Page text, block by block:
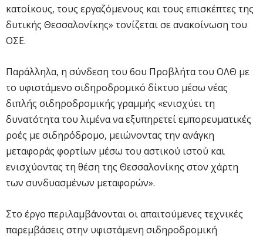
κατοίκους, τους εργαζόμενους και τους επισκέπτες της
δυτικής Θεσσαλονίκης» τονίζεται σε ανακοίνωση του
ΟΣΕ.
Παράλληλα, η σύνδεση του 6ου Προβλήτα του ΟΛΘ με
το υφιστάμενο σιδηροδρομικό δίκτυο μέσω νέας
διπλής σιδηροδρομικής γραμμής «ενισχύει τη
δυνατότητα του λιμένα να εξυπηρετεί εμπορευματικές
ροές με σιδηρόδρομο, μειώνοντας την ανάγκη
μεταφοράς φορτίων μέσω του αστικού ιστού και
ενισχύοντας τη θέση της Θεσσαλονίκης στον χάρτη
των συνδυασμένων μεταφορών».
Στο έργο περιλαμβάνονται οι απαιτούμενες τεχνικές
παρεμβάσεις στην υφιστάμενη σιδηροδρομική